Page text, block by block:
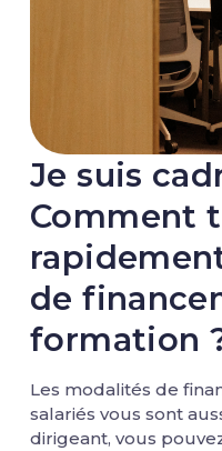
Je suis
Comment
de
formation
Les modalités de
salariés vous sont
dirigeant, vous